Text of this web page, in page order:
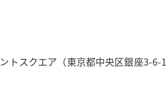
トスクエア（東京都中央区銀座3-6-1